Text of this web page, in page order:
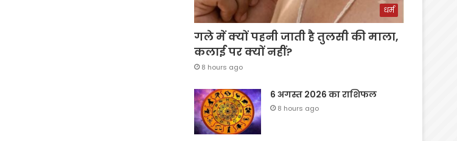
धर्म
गले में क्यों पहनी जाती है तुलसी की माला,
कलाई पर क्यों नहीं?
8 hours ago
6 अगस्त 2026 का राशिफल
8 hours ago